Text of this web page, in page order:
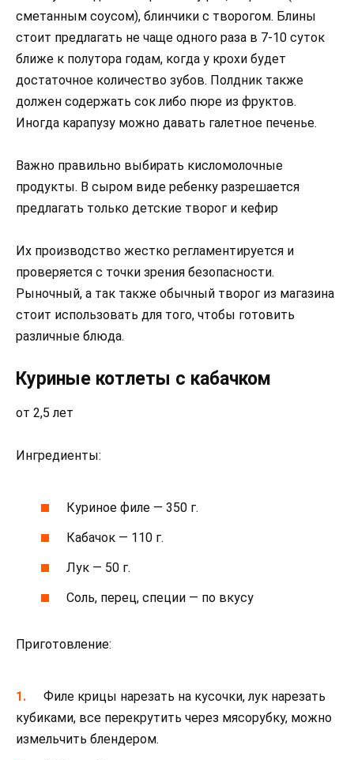
сметанным соусом), блинчики с творогом. Блины
стоит предлагать не чаще одного раза в 7-10 суток
ближе к полутора годам, когда у крохи будет
достаточное количество зубов. Полдник также
должен содержать сок либо пюре из фруктов.
Иногда карапузу можно давать галетное печенье.
Важно правильно выбирать кисломолочные
продукты. В сыром виде ребенку разрешается
предлагать только детские творог и кефир
Их производство жестко регламентируется и
проверяется с точки зрения безопасности.
Рыночный, а так также обычный творог из магазина
стоит использовать для того, чтобы готовить
различные блюда.
Куриные котлеты с кабачком
от 2,5 лет
Ингредиенты:
Куриное филе — 350 г.
Кабачок — 110 г.
Лук — 50 г.
Соль, перец, специи — по вкусу
Приготовление:
Филе крицы нарезать на кусочки, лук нарезать
кубиками, все перекрутить через мясорубку, можно
измельчить блендером.